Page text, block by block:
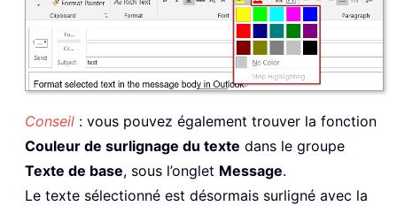
Conseil : vous pouvez également trouver la fonction
Couleur de surlignage du texte dans le groupe
Texte de base, sous l’onglet Message.
Le texte sélectionné est désormais surligné avec la